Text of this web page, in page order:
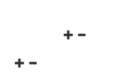
Navigationsmenü